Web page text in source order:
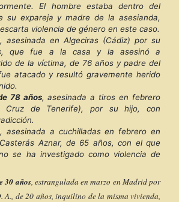
El hombre estaba dentro del
su expareja y madre de la asesianda,
violencia de género en este caso.
, asesinada en Algeciras (Cádiz) por su
que fue a la casa y la asesinó a
de la víctima, de 76 años y padre del
atacado y resultó gravemente herido
78 años, asesinada a tiros en febrero
Cruz de Tenerife), por su hijo, con
, asesinada a cuchilladas en febrero en
Aznar, de 65 años, con el que
se ha investigado como violencia de
30 años, estrangulada en marzo en Madrid por
A., de 20 años, inquilino de la misma vivienda,